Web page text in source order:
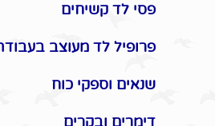
פסי לד קשיחים
פרופיל לד מעוצב
שנאים וספקי כוח
דימרים ובקרים